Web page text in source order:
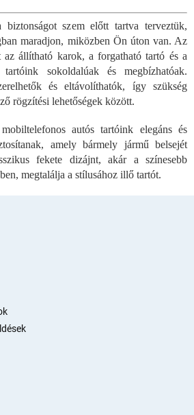
s
t
a
i
á
n
y
t
á
s
e
biztonságot szem előtt tartva terveztük,
maradjon, miközben Ön úton van. Az
állítható karok, a forgatható tartó és a
tartóink sokoldalúak és megbízhatóak.
és eltávolíthatók, így szükség
rögzítési lehetőségek között.
autós tartóink elegáns és
amely bármely jármű belsejét
fekete dizájnt, akár a színesebb
megtalálja a stílusához illő tartót.